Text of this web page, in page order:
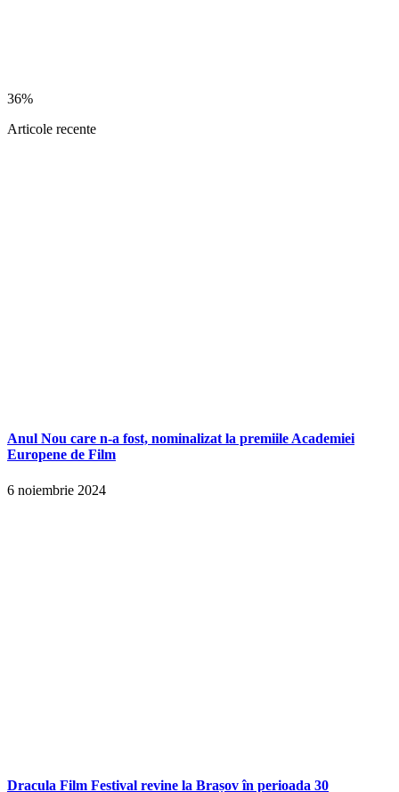
36%
Articole recente
Anul Nou care n-a fost, nominalizat la premiile Academiei
Europene de Film
6 noiembrie 2024
Dracula Film Festival revine la Brașov în perioada 30